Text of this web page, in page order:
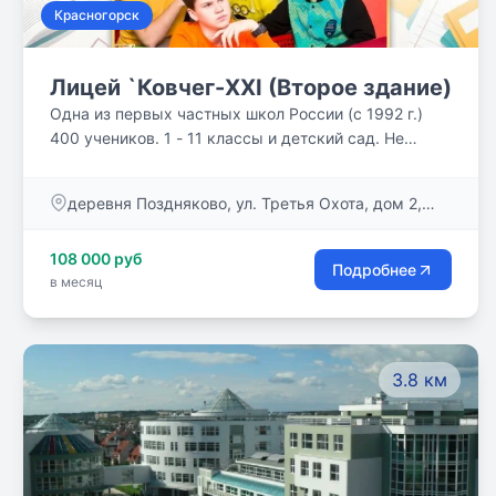
Красногорск
Лицей `Ковчег-XXI (Второе здание)
Одна из первых частных школ России (с 1992 г.)
400 учеников. 1 - 11 классы и детский сад. Не
для ребенка и подростка, – вот программа нашей
и каждый урок у нас – маленькое открытие.
Питание и автобусы.
деревня Поздняково, ул. Третья Охота, дом 2,
108 000 руб
в месяц
Подробнее
3.8 км